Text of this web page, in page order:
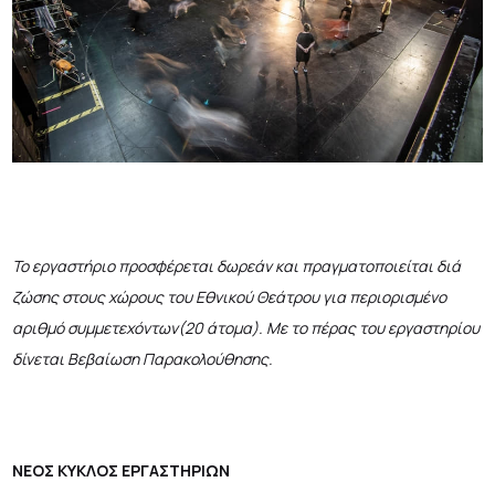
Το εργαστήριο προσφέρεται δωρεάν και πραγματοποιείται διά
ζώσης στους χώρους του Εθνικού Θεάτρου για περιορισμένο
αριθμό συμμετεχόντων(20 άτομα). Με το πέρας του εργαστηρίου
δίνεται Βεβαίωση Παρακολούθησης.
ΝΕΟΣ ΚΥΚΛΟΣ ΕΡΓΑΣΤΗΡΙΩΝ